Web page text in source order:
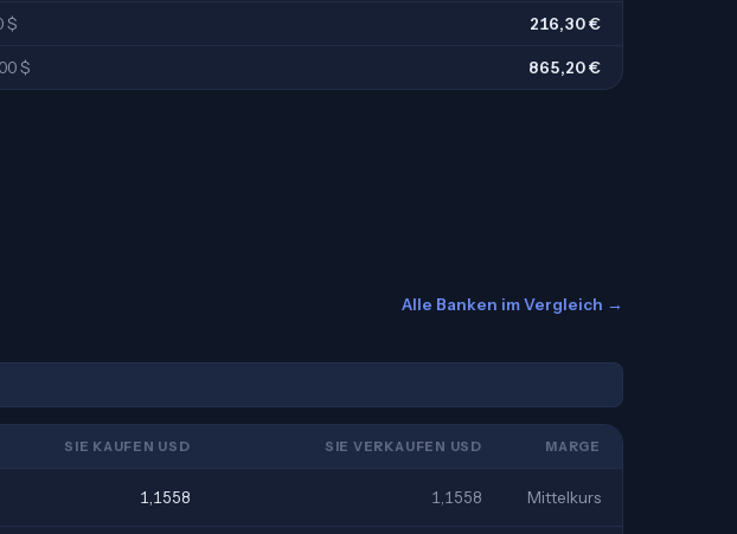
$ 216,30 €
$ 865,20 €
Alle Banken im Vergleich →
SIE KAUFEN USD SIE VERKAUFEN USD MARGE
1,1558 1,1558 Mittelkurs